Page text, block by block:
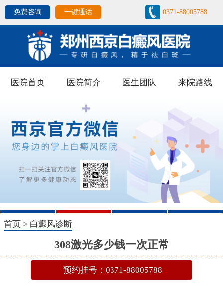
免费咨询 一键通话 0371-88005788
医院首页 医院简介 医生团队 来院路线
1 2 3 4
首页 > 白癜风诊断
308激光多少钱一次正常
预约挂号：0371-88005788